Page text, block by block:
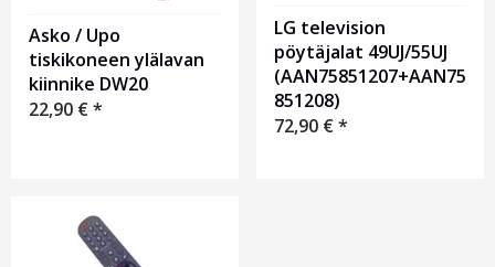
Asko / Upo
tiskikoneen ylälavan
kiinnike DW20
22,90 €*
LG television
pöytäjalat 49UJ/55UJ
(AAN75851207+AAN75
851208)
72,90 €*